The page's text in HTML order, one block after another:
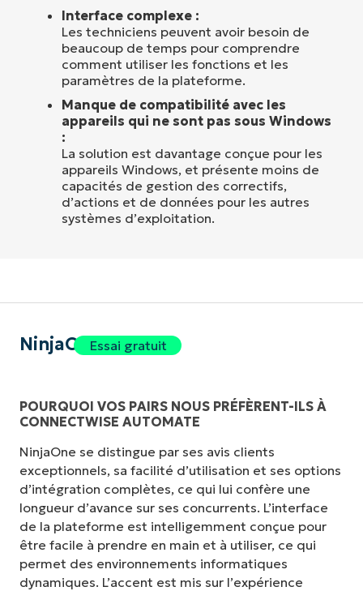
Interface complexe :
Les techniciens peuvent avoir besoin de
beaucoup de temps pour comprendre
comment utiliser les fonctions et les
paramètres de la plateforme.
Manque de compatibilité avec les
appareils qui ne sont pas sous Windows
:
La solution est davantage conçue pour les
appareils Windows, et présente moins de
capacités de gestion des correctifs,
d’actions et de données pour les autres
systèmes d’exploitation.
NinjaOneEssai gratuit
POURQUOI VOS PAIRS NOUS PRÉFÈRENT-ILS À
CONNECTWISE AUTOMATE
NinjaOne se distingue par ses avis clients
exceptionnels, sa facilité d’utilisation et ses options
d’intégration complètes, ce qui lui confère une
longueur d’avance sur ses concurrents. L’interface
de la plateforme est intelligemment conçue pour
être facile à prendre en main et à utiliser, ce qui
permet des environnements informatiques
dynamiques. L’accent est mis sur l’expérience